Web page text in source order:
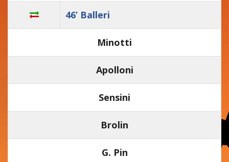
46’ Balleri
Minotti
Apolloni
Sensini
Brolin
G. Pin